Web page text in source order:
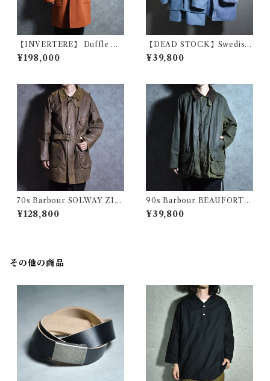
【INVERTERE】 Duffle Co
at Fabric by Joshua Ellis イ
ンバーティア ダッフルコート
¥198,000
【DEAD STOCK】Swedish
Army M59 Field Coat & Bo
a Liner スウェーデン軍 フィ
¥39,800
70s Barbour SOLWAY ZIP
PER 1Warrant バブアー ソル
ウェイジッパー パイル ライナ
¥128,800
90s Barbour BEAUFORT S
ize46 バブアー ビューフォー
ト 3ワラント サイズ46 セージ
¥39,800
その他の商品